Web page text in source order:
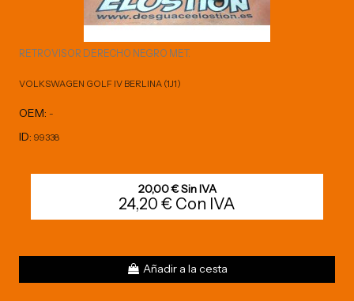
RETROVISOR DERECHO NEGRO MET.
VOLKSWAGEN GOLF IV BERLINA (1J1)
OEM: -
ID: 99338
20,00 € Sin IVA
24,20 € Con IVA
Añadir a la cesta